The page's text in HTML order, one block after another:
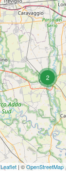
2
Leaflet | ©OpenStreetMap